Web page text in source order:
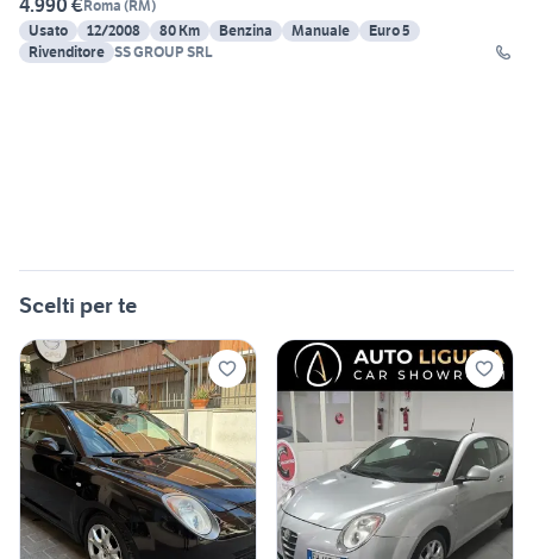
4.990 €Roma (RM)
Usato
12/2008 80 Km Benzina Manuale
Euro 5
Rivenditore SS GROUP SRL
Scelti per te